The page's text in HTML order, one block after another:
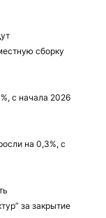
сборку
с начала 2026
на 0,3%, с
за закрытие